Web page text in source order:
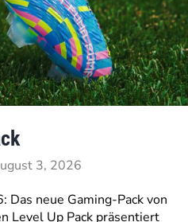
3, 2026
Das neue Gaming-Pack von
Level Up Pack präsentiert